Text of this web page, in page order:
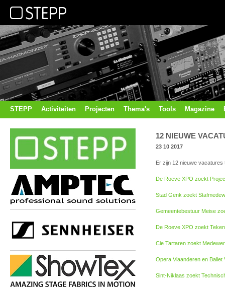
STEPP Activiteiten Projecten Thema's Tools Magazine
12 NIEUWE
23 10 2017
Er zijn 12 nieuwe
De Roeve XPO zoekt
Stad Genk zoekt
Gemeentebestuur Meise
De Roeve XPO zoekt
Cie Tartaren zoekt
Opera Vlaanderen en
Sint-Niklaas zoekt